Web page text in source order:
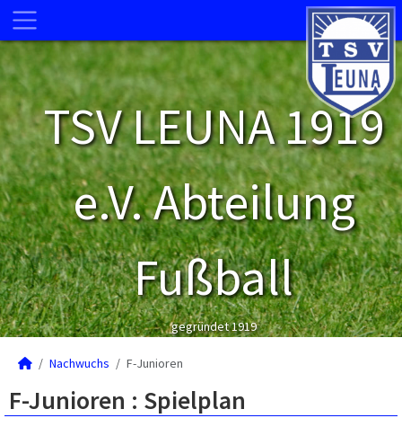
TSV LEUNA 1919
e.V. Abteilung
Fußball
gegründet 1919
Nachwuchs F-Junioren
F-Junioren : Spielplan